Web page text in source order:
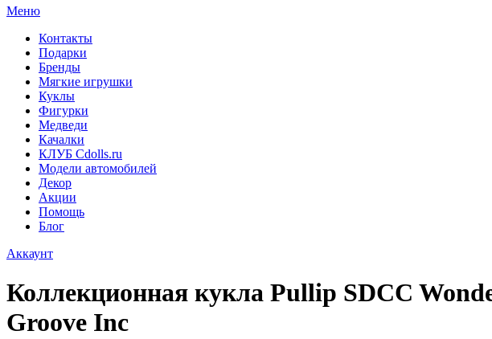
Меню
Контакты
Подарки
Бренды
Мягкие игрушки
Куклы
Фигурки
Медведи
Качалки
КЛУБ Cdolls.ru
Модели автомобилей
Декор
Акции
Помощь
Блог
Аккаунт
Коллекционная кукла Pullip SDCC
Groove Inc